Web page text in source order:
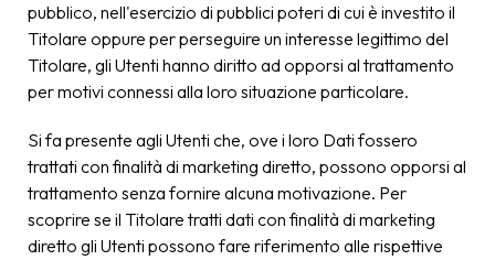
pubblico, nell'esercizio di pubblici poteri di cui è investito il
Titolare oppure per perseguire un interesse legittimo del
Titolare, gli Utenti hanno diritto ad opporsi al trattamento
per motivi connessi alla loro situazione particolare.
Si fa presente agli Utenti che, ove i loro Dati fossero
trattati con finalità di marketing diretto, possono opporsi al
trattamento senza fornire alcuna motivazione. Per
scoprire se il Titolare tratti dati con finalità di marketing
diretto gli Utenti possono fare riferimento alle rispettive